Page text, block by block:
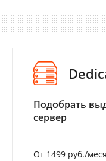
Подобрать
сервер
От 1499 руб./